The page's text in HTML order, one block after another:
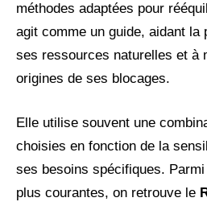
méthodes adaptées pour
agit comme un guide, aidant la
ses ressources naturelles et à
origines de ses blocages.
Elle utilise souvent une
choisies en fonction de la
ses besoins spécifiques.
plus courantes, on retrouve le